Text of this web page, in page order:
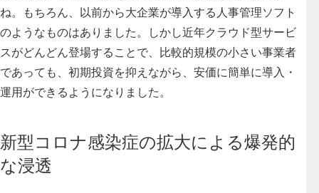
ね。もちろん、以前から大企業が導入する人事管理ソフト
のようなものはありました。しかし近年クラウド型サービ
スがどんどん登場することで、比較的規模の小さい事業者
であっても、 初期投資を抑えながら、安価に簡単に導入・
運用ができるようになりました 。
新型コロナ感染症の拡大による爆発的
な浸透